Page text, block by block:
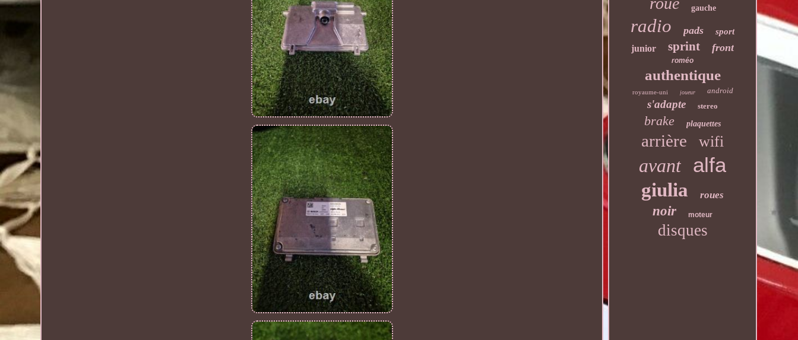
gauche
radio pads sport
junior sprint front
roméo
authentique
royaume-uni joueur android
s'adapte stereo
brake plaquettes
arrière wifi
avant alfa
giulia roues
noir moteur
disques